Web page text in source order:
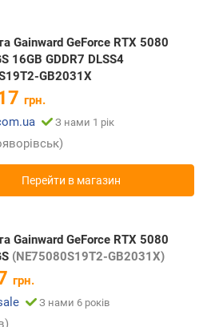
Gainward GeForce RTX 5080
16GB GDDR7 DLSS4
GB2031X
грн.
З нами 1 рік
Перейти в магазин
Gainward GeForce RTX 5080
(NE75080S19T2-GB2031X)
грн.
З нами 6 років